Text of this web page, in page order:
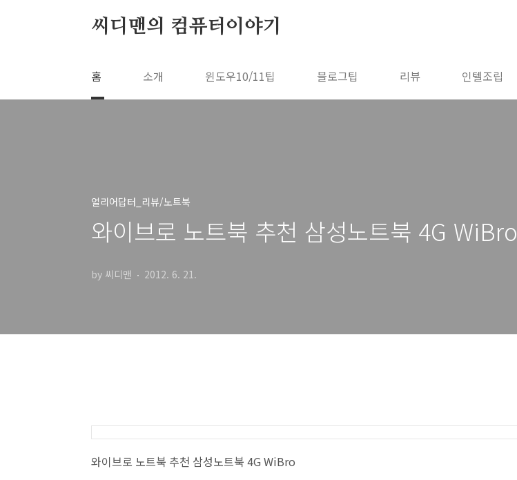
씨디맨의 컴퓨터이야기
홈 소개 윈도우10/11팁 블로그팁 리뷰 인텔조립
얼리어답터_리뷰/노트북
와이브로 노트북 추천 삼성노트북 4G WiBro
by 씨디맨 2012. 6. 21.
와이브로 노트북 추천 삼성노트북 4G WiBro